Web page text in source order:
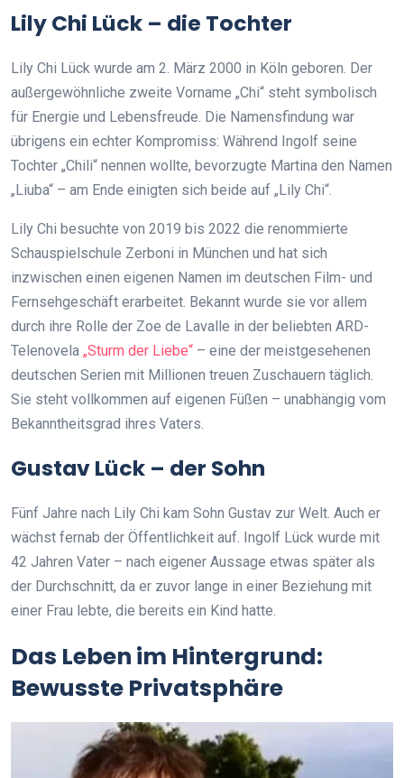
Lily Chi Lück – die Tochter
Lily Chi Lück wurde am 2. März 2000 in Köln geboren. Der
außergewöhnliche zweite Vorname „Chi“ steht symbolisch
für Energie und Lebensfreude. Die Namensfindung war
übrigens ein echter Kompromiss: Während Ingolf seine
Tochter „Chili“ nennen wollte, bevorzugte Martina den Namen
„Liuba“ – am Ende einigten sich beide auf „Lily Chi“.
Lily Chi besuchte von 2019 bis 2022 die renommierte
Schauspielschule Zerboni in München und hat sich
inzwischen einen eigenen Namen im deutschen Film- und
Fernsehgeschäft erarbeitet. Bekannt wurde sie vor allem
durch ihre Rolle der Zoe de Lavalle in der beliebten ARD-
Telenovela „Sturm der Liebe“ – eine der meistgesehenen
deutschen Serien mit Millionen treuen Zuschauern täglich.
Sie steht vollkommen auf eigenen Füßen – unabhängig vom
Bekanntheitsgrad ihres Vaters.
Gustav Lück – der Sohn
Fünf Jahre nach Lily Chi kam Sohn Gustav zur Welt. Auch er
wächst fernab der Öffentlichkeit auf. Ingolf Lück wurde mit
42 Jahren Vater – nach eigener Aussage etwas später als
der Durchschnitt, da er zuvor lange in einer Beziehung mit
einer Frau lebte, die bereits ein Kind hatte.
Das Leben im Hintergrund:
Bewusste Privatsphäre